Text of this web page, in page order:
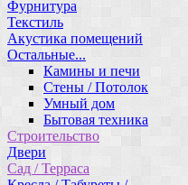
Фурнитура
Текстиль
Акустика помещений
Остальные...
Камины и печи
Стены / Потолок
Умный дом
Бытовая техника
Строительство
Двери
Сад / Терраса